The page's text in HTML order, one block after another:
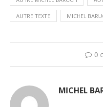
AUTRE TEXTE MICHEL
0
MICHEL